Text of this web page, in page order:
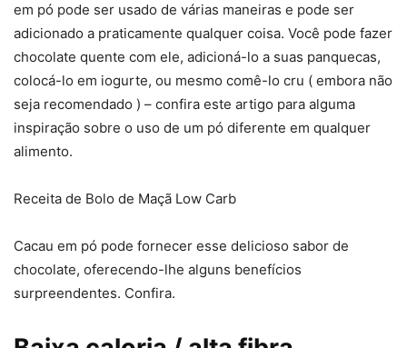
em pó pode ser usado de várias maneiras e pode ser
adicionado a praticamente qualquer coisa. Você pode fazer
chocolate quente com ele, adicioná-lo a suas panquecas,
colocá-lo em iogurte, ou mesmo comê-lo cru ( embora não
seja recomendado ) – confira este artigo para alguma
inspiração sobre o uso de um pó diferente em qualquer
alimento.
Receita de Bolo de Maçã Low Carb
Cacau em pó pode fornecer esse delicioso sabor de
chocolate, oferecendo-lhe alguns benefícios
surpreendentes. Confira.